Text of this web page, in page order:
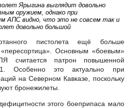
Ярыгина выглядит довольно
оружием, однако при
АПС видно, что это не совсем так и
довольно большой
пистолета ещё больше
«пересортица». Основным «боевым»
считается патрон повышенной
Особенно это актуально при
на Северном Кавказе, поскольку
бронежилеты.
этого боеприпаса мало